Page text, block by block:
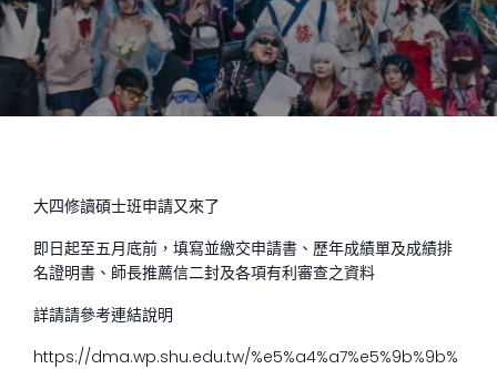
大四修讀碩士班申請又來了
即日起至五月底前，填寫並繳交申請書、歷年成績單及成績排
名證明書、師長推薦信二封及各項有利審查之資料
詳請請參考連結說明
https://dma.wp.shu.edu.tw/%e5%a4%a7%e5%9b%9b%